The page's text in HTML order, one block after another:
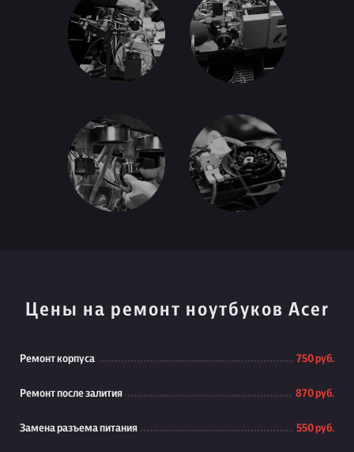
Цены на ремонт ноутбуков Acer
Ремонт корпуса 750 руб.
Ремонт после залития 870 руб.
Замена разъема питания 550 руб.